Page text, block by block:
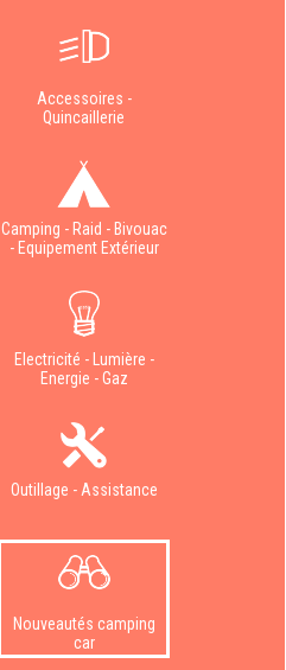
Accessoires -
Quincaillerie
Camping - Raid - Bivouac
- Equipement Extérieur
Electricité - Lumière -
Energie - Gaz
Outillage - Assistance
Nouveautés camping
car